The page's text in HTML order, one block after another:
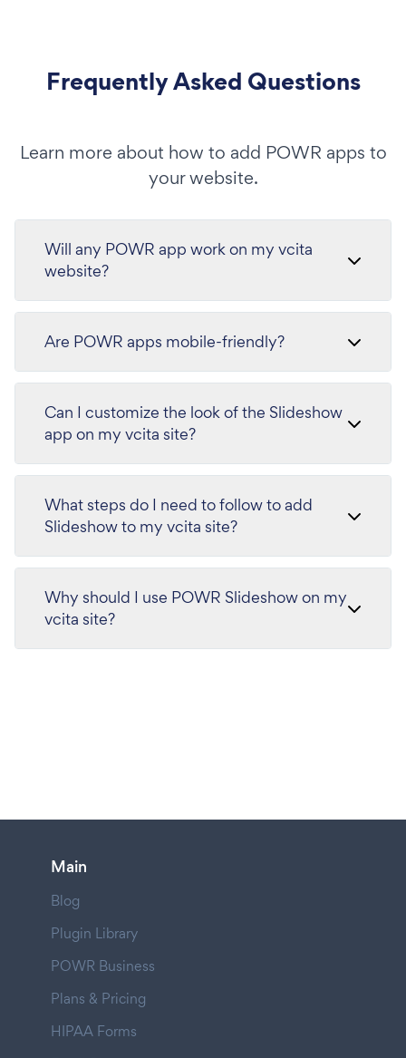
Frequently Asked Questions
Learn more about how to add POWR apps to
your website.
Will any POWR app work on my vcita
website?
Are POWR apps mobile-friendly?
Can I customize the look of the Slideshow
app on my vcita site?
What steps do I need to follow to add
Slideshow to my vcita site?
Why should I use POWR Slideshow on my
vcita site?
Main
Blog
Plugin Library
POWR Business
Plans & Pricing
HIPAA Forms